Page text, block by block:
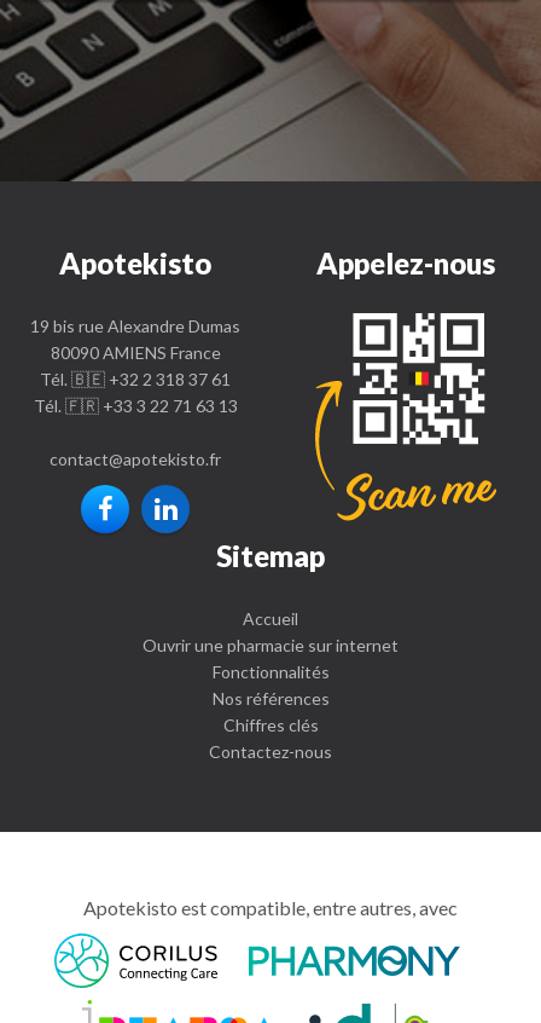
Apotekisto
19 bis rue Alexandre Dumas
80090 AMIENS France
Tél. 🇧🇪 +32 2 318 37 61
Tél. 🇫🇷 +33 3 22 71 63 13
contact@apotekisto.fr
Appelez-nous
Sitemap
Accueil
Ouvrir une pharmacie sur internet
Fonctionnalités
Nos références
Chiffres clés
Contactez-nous
Apotekisto est compatible, entre autres, avec